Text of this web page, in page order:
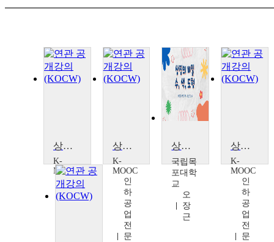
상징디자인의 이해[Understanding of Symbolic Design]
K-
MOOC
인
하
공
상징디자인의 이해[Understanding of Symbolic Design]
K-
MOOC
인
하
공
업
전
문
상징의 비밀 수, 색, 도형
국립목
포대학
교
오
장
근
상징디자인의 이해
K-
MOOC
인
하
공
업
전
문